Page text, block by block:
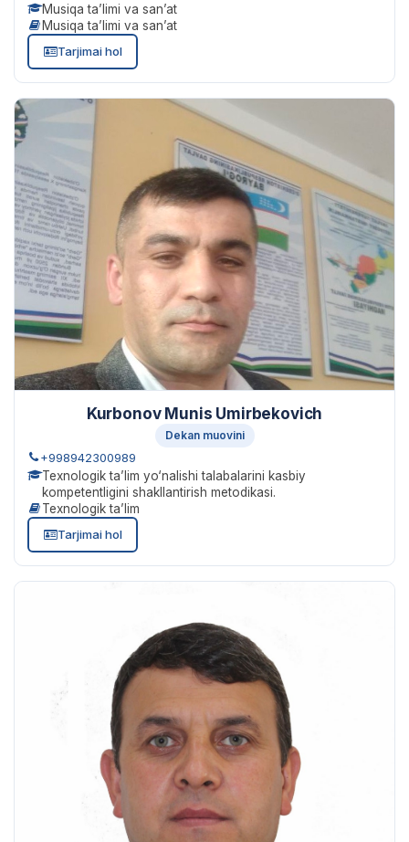
Musiqa ta’limi va san’at
Musiqa ta’limi va san’at
Tarjimai hol
Kurbonov Munis Umirbekovich
Dekan muovini
+998942300989
Texnologik ta’lim yo‘nalishi talabalarini kasbiy
kompetentligini shakllantirish metodikasi.
Texnologik ta’lim
Tarjimai hol